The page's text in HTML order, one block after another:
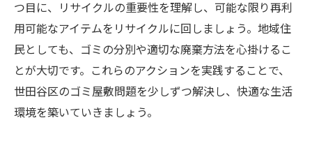
つ目に、リサイクルの重要性を理解し、可能な限り再利
用可能なアイテムをリサイクルに回しましょう。地域住
民としても、ゴミの分別や適切な廃棄方法を心掛けるこ
とが大切です。これらのアクションを実践することで、
世田谷区のゴミ屋敷問題を少しずつ解決し、快適な生活
環境を築いていきましょう。